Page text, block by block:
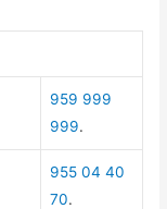
959 999
999.
955 04 40
70.